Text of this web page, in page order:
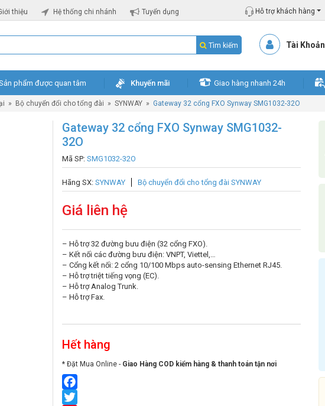
thiệu Hệ thống chi nhánh Tuyển dụng Hỗ trợ khách hàng
Tìm kiếm Tài Khoản
phẩm được quan tâm Khuyến mãi Giao hàng nhanh 24h
» Bộ chuyển đổi cho tổng đài » SYNWAY » Gateway 32 cổng FXO Synway SMG1032-32O
Gateway 32 cổng FXO Synway SMG1032-
32O
Mã SP: SMG1032-32O
Hãng SX: SYNWAY Bộ chuyển đổi cho tổng đài SYNWAY
Giá liên hệ
– Hỗ trợ 32 đường bưu điện (32 cổng FXO).
– Kết nối các đường bưu điện: VNPT, Viettel,…
– Cổng kết nối: 2 cổng 10/100 Mbps auto-sensing Ethernet RJ45.
– Hỗ trợ triệt tiếng vọng (EC).
– Hỗ trợ Analog Trunk.
– Hỗ trợ Fax.
Hết hàng
* Đặt Mua Online - Giao Hàng COD kiểm hàng & thanh toán tận nơi
Facebook